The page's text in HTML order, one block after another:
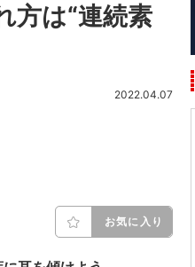
方は“連続素
2022.04.07
お気に入り